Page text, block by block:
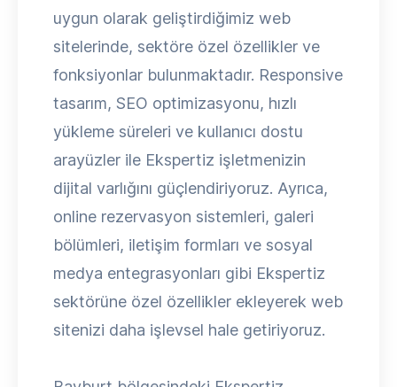
uygun olarak geliştirdiğimiz web
sitelerinde, sektöre özel özellikler ve
fonksiyonlar bulunmaktadır. Responsive
tasarım, SEO optimizasyonu, hızlı
yükleme süreleri ve kullanıcı dostu
arayüzler ile Ekspertiz işletmenizin
dijital varlığını güçlendiriyoruz. Ayrıca,
online rezervasyon sistemleri, galeri
bölümleri, iletişim formları ve sosyal
medya entegrasyonları gibi Ekspertiz
sektörüne özel özellikler ekleyerek web
sitenizi daha işlevsel hale getiriyoruz.